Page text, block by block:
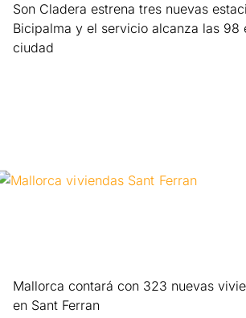
Son Cladera estrena tres nuevas
Bicipalma y el servicio alcanza las 98
ciudad
Mallorca contará con 323 nuevas
en Sant Ferran